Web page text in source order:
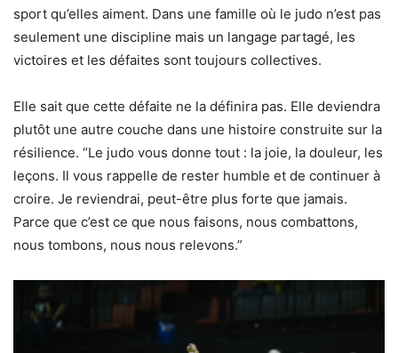
sport qu’elles aiment. Dans une famille où le judo n’est pas
seulement une discipline mais un langage partagé, les
victoires et les défaites sont toujours collectives.
Elle sait que cette défaite ne la définira pas. Elle deviendra
plutôt une autre couche dans une histoire construite sur la
résilience. “Le judo vous donne tout : la joie, la douleur, les
leçons. Il vous rappelle de rester humble et de continuer à
croire. Je reviendrai, peut-être plus forte que jamais.
Parce que c’est ce que nous faisons, nous combattons,
nous tombons, nous nous relevons.”